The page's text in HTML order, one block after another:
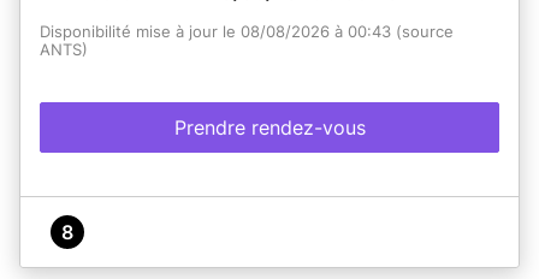
Disponibilité mise à jour le 08/08/2026 à 00:43 (source
ANTS)
Prendre rendez-vous
8